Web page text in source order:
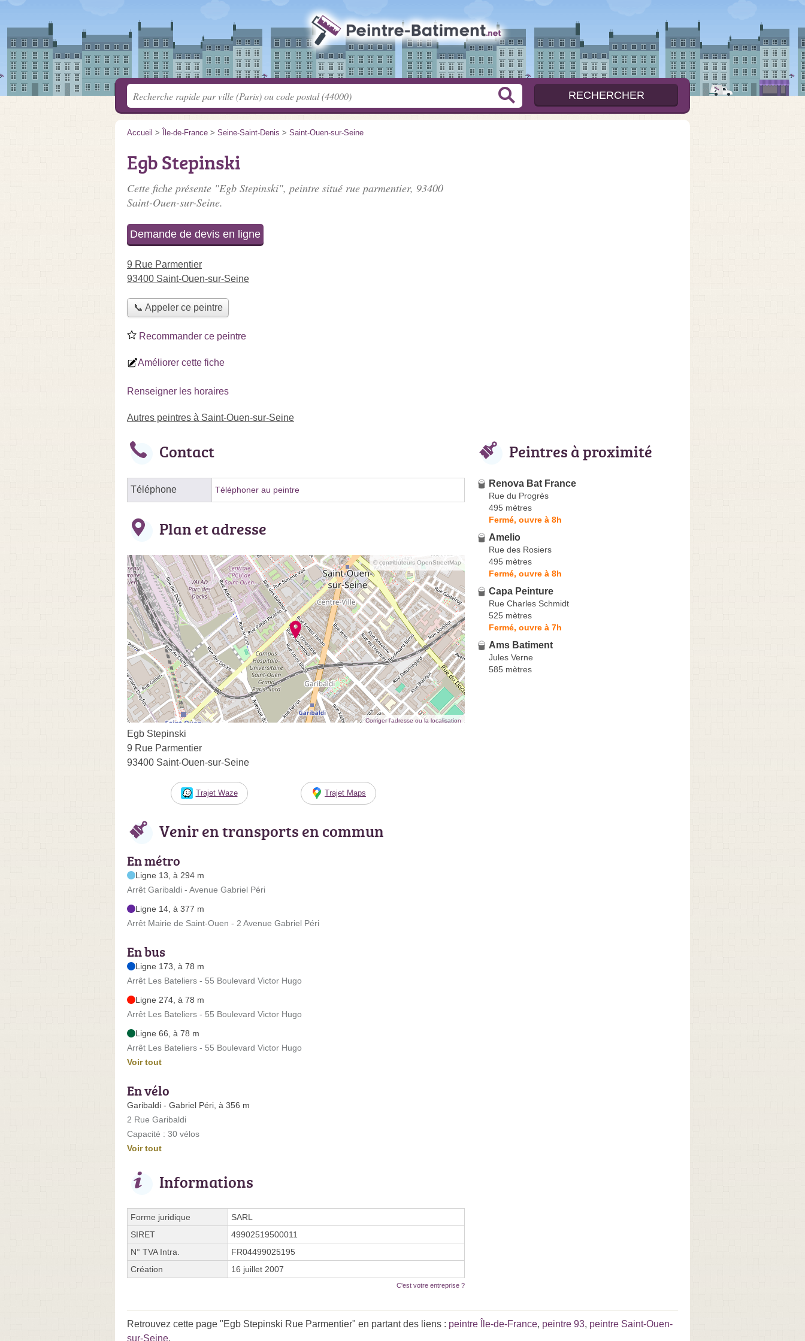
Accueil > Île-de-France > Seine-Saint-Denis > Saint-Ouen-sur-Seine
Egb Stepinski
Cette fiche présente "Egb Stepinski", peintre situé rue parmentier, 93400
Saint-Ouen-sur-Seine.
Demande de devis en ligne
9 Rue Parmentier
93400 Saint-Ouen-sur-Seine
📞 Appeler ce peintre
Recommander ce peintre
Améliorer cette fiche
Renseigner les horaires
Autres peintres à Saint-Ouen-sur-Seine
Contact
Téléphone Téléphoner au peintre
Plan et adresse
© contributeurs OpenStreetMap
Corriger l’adresse ou la localisation
Egb Stepinski
9 Rue Parmentier
93400 Saint-Ouen-sur-Seine
Trajet Waze Trajet Maps
Venir en transports en commun
En métro
Ligne 13, à 294 m
Arrêt Garibaldi - Avenue Gabriel Péri
Ligne 14, à 377 m
Arrêt Mairie de Saint-Ouen - 2 Avenue Gabriel Péri
En bus
Ligne 173, à 78 m
Arrêt Les Bateliers - 55 Boulevard Victor Hugo
Ligne 274, à 78 m
Arrêt Les Bateliers - 55 Boulevard Victor Hugo
Ligne 66, à 78 m
Arrêt Les Bateliers - 55 Boulevard Victor Hugo
Voir tout
En vélo
Garibaldi - Gabriel Péri, à 356 m
2 Rue Garibaldi
Capacité : 30 vélos
Voir tout
Informations
Forme juridique
SARL
SIRET
49902519500011
N° TVA Intra.
FR04499025195
Création
16 juillet 2007
C'est votre entreprise ?
Peintres à proximité
Renova Bat France
Rue du Progrès
495 mètres
Fermé, ouvre à 8h
Amelio
Rue des Rosiers
495 mètres
Fermé, ouvre à 8h
Capa Peinture
Rue Charles Schmidt
525 mètres
Fermé, ouvre à 7h
Ams Batiment
Jules Verne
585 mètres
Retrouvez cette page "Egb Stepinski Rue Parmentier" en partant des liens : peintre Île-de-France, peintre 93, peintre Saint-Ouen-
sur-Seine.